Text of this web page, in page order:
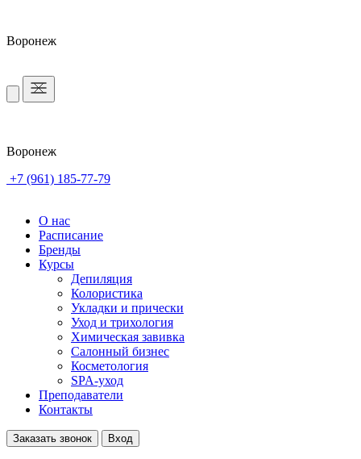
Воронеж
Воронеж
+7 (961) 185-77-79
О нас
Расписание
Бренды
Курсы
Депиляция
Колористика
Укладки и прически
Уход и трихология
Химическая завивка
Салонный бизнес
Косметология
SPA-уход
Преподаватели
Контакты
Заказать звонок Вход